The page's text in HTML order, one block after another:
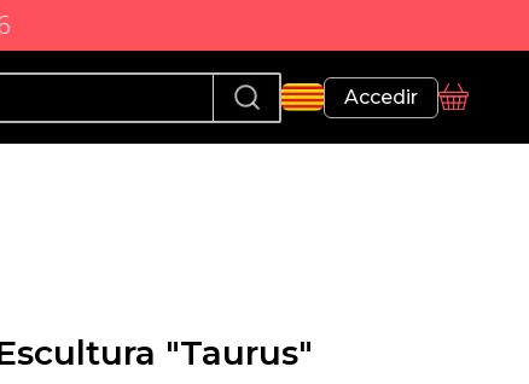
Accedir
Perfil
Cistella
"Taurus"